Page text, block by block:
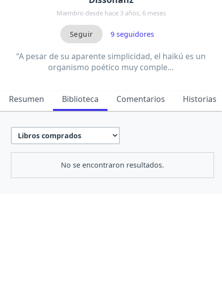
Miembro desde hace 3 años, 6 meses
9seguidores
“A pesar de su aparente simplicidad, el haikú es un
organismo poético muy comple…
Resumen Biblioteca Comentarios Historias
No se encontraron resultados.